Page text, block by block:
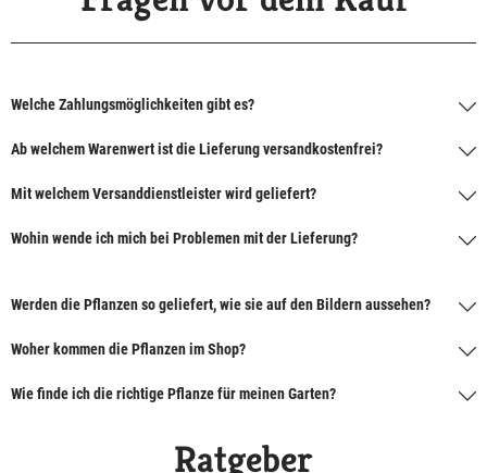
Welche Zahlungsmöglichkeiten gibt es?
Ab welchem Warenwert ist die Lieferung versandkostenfrei?
Mit welchem Versanddienstleister wird geliefert?
Wohin wende ich mich bei Problemen mit der Lieferung?
Werden die Pflanzen so geliefert, wie sie auf den Bildern aussehen?
Woher kommen die Pflanzen im Shop?
Wie finde ich die richtige Pflanze für meinen Garten?
Ratgeber